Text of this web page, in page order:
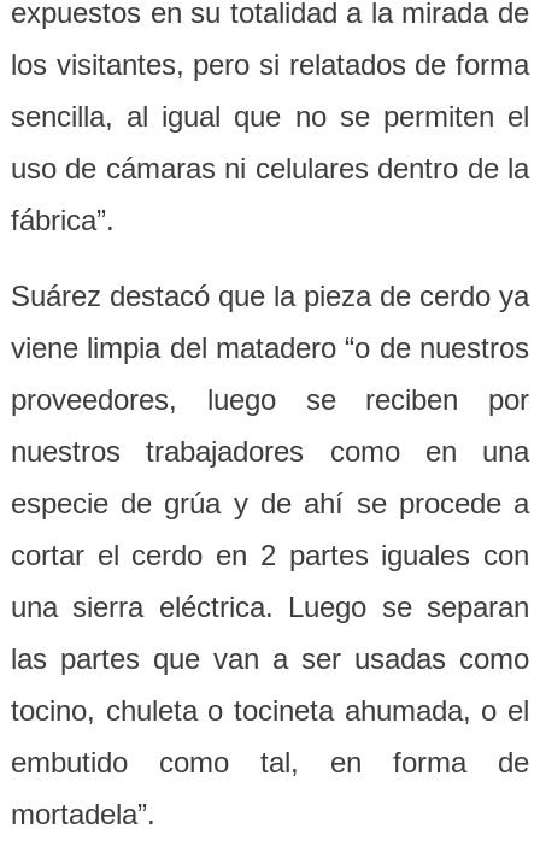
expuestos en su totalidad a la mirada de
los visitantes, pero si relatados de forma
sencilla, al igual que no se permiten el
uso de cámaras ni celulares dentro de la
fábrica”.
Suárez destacó que la pieza de cerdo ya
viene limpia del matadero “o de nuestros
proveedores, luego se reciben por
nuestros trabajadores como en una
especie de grúa y de ahí se procede a
cortar el cerdo en 2 partes iguales con
una sierra eléctrica. Luego se separan
las partes que van a ser usadas como
tocino, chuleta o tocineta ahumada, o el
embutido como tal, en forma de
mortadela”.